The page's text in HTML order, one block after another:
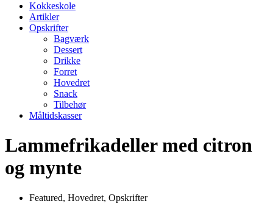
Kokkeskole
Artikler
Opskrifter
Bagværk
Dessert
Drikke
Forret
Hovedret
Snack
Tilbehør
Måltidskasser
Lammefrikadeller med citron
og mynte
Featured, Hovedret, Opskrifter